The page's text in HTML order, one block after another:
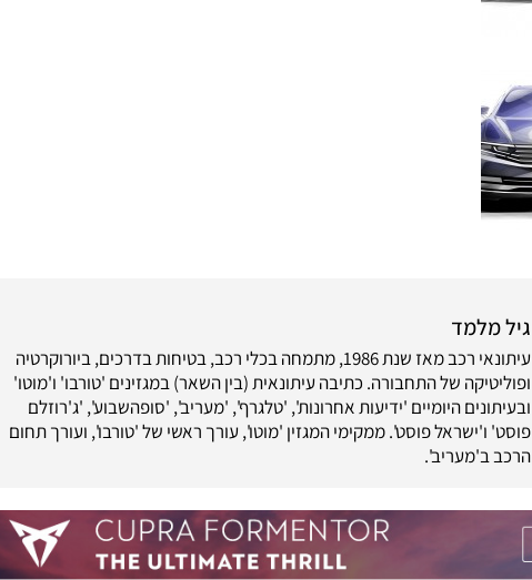
גיל מלמד
עיתונאי רכב מאז שנת 1986, מתמחה בכלי רכב, בטיחות בדרכים, ביורוקרטיה
ופוליטיקה של התחבורה. כתיבה עיתונאית (בין השאר) במגזינים 'טורבו' ו'מוטו'
ובעיתונים היומיים 'ידיעות אחרונות', 'טלגרף', 'מעריב', 'סופהשבוע', 'ג'רוזלם
פוסט' ו'ישראל פוסט'. ממקימי המגזין 'מוטו', עורך ראשי של 'טורבו', ועורך תחום
הרכב ב'מעריב'.